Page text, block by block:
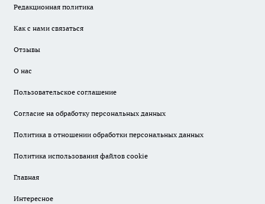
Редакционная политика
Как с нами связаться
Отзывы
О нас
Пользовательское соглашение
Согласие на обработку персональных данных
Политика в отношении обработки персональных данных
Политика использования файлов cookie
Главная
Интересное